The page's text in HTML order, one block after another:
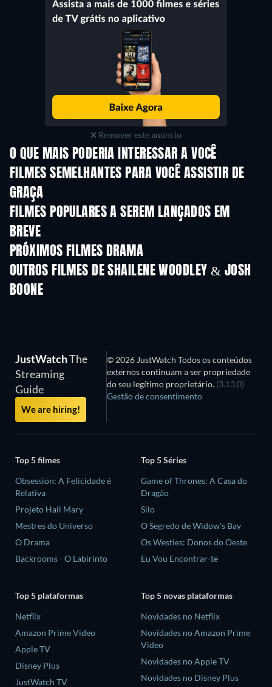
Remover este anúncio
O QUE MAIS PODERIA INTERESSAR A VOCÊ
FILMES SEMELHANTES PARA VOCÊ ASSISTIR DE
GRAÇA
FILMES POPULARES A SEREM LANÇADOS EM
BREVE
PRÓXIMOS FILMES DRAMA
OUTROS FILMES DE SHAILENE WOODLEY & JOSH
BOONE
JustWatchThe
Streaming
Guide
We are hiring!
© 2026 JustWatch Todos os conteúdos
externos continuam a ser propriedade
do seu legítimo proprietário. (3.13.0)
Gestão de consentimento
Top 5 filmes
Obsession: A Felicidade é
Relativa
Projeto Hail Mary
Mestres do Universo
O Drama
Backrooms - O Labirinto
Top 5 Séries
Game of Thrones: A Casa do
Dragão
Silo
O Segredo de Widow's Bay
Os Westies: Donos do Oeste
Eu Vou Encontrar-te
Top 5 plataformas
Netflix
Amazon Prime Video
Apple TV
Disney Plus
JustWatch TV
Top 5 novas plataformas
Novidades no Netflix
Novidades no Amazon Prime
Video
Novidades no Apple TV
Novidades no Disney Plus